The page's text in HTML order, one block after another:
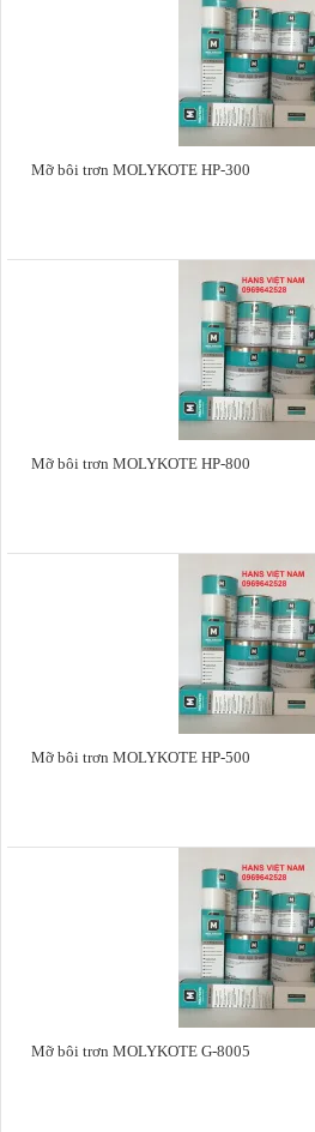
Mỡ bôi trơn MOLYKOTE HP-300
Mỡ bôi trơn MOLYKOTE HP-800
Mỡ bôi trơn MOLYKOTE HP-500
Mỡ bôi trơn MOLYKOTE G-8005